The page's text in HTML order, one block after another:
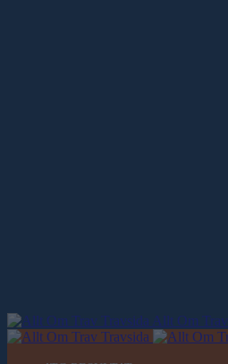
Allt Om Trav